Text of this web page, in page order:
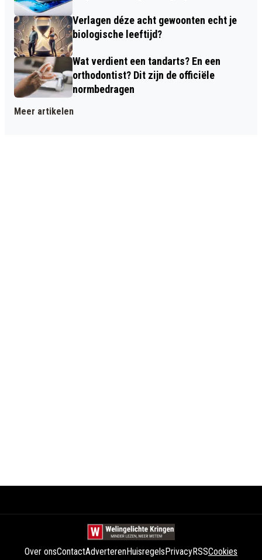
Verlagen déze acht gewoonten echt je
biologische leeftijd?
Wat verdient een tandarts? En een
orthodontist? Dit zijn de officiële
normbedragen
Meer artikelen
Over onsContactAdverterenHuisregelsPrivacyRSSCookies